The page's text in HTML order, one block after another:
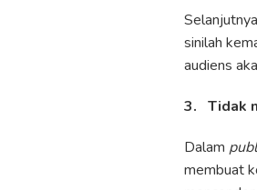
sinilah
audiens
3. Tidak
Dalam
membuat